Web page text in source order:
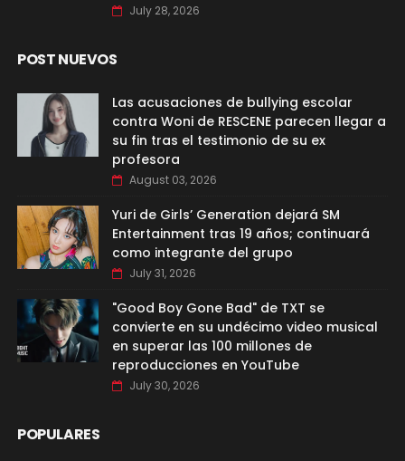
July 28, 2026
POST NUEVOS
Las acusaciones de bullying escolar
contra Woni de RESCENE parecen llegar a
su fin tras el testimonio de su ex
profesora
August 03, 2026
Yuri de Girls’ Generation dejará SM
Entertainment tras 19 años; continuará
como integrante del grupo
July 31, 2026
"Good Boy Gone Bad" de TXT se
convierte en su undécimo video musical
en superar las 100 millones de
reproducciones en YouTube
July 30, 2026
POPULARES